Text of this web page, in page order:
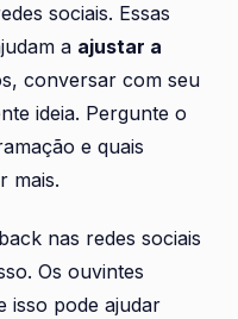
sociais. Essas
a ajustar a
conversar com seu
ideia. Pergunte o
e quais
mais.
nas redes sociais
Os ouvintes
isso pode ajudar